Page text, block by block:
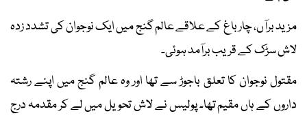
مزید برآں، چارباغ کے علاقے عالم گنج میں ایک نوجوان کی تشدد زدہ
لاش سڑک کے قریب برآمد ہوئی۔
مقتول نوجوان کا تعلق باجوڑ سے تھا اور وہ عالم گنج میں اپنے رشتہ
داروں کے ہاں مقیم تھا۔ پولیس نے لاش تحویل میں لے کر مقدمہ درج